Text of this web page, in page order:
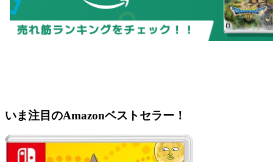
いま注目のAmazonベストセラー！